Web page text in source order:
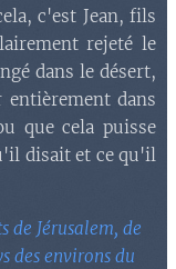
c'est Jean, fils
rejeté le
dans le désert,
dans
que cela puisse
disait et ce qu'il
de Jérusalem, de
des environs du